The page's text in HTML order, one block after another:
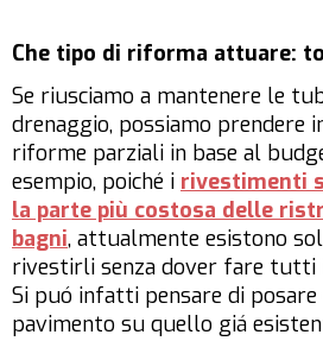
Che tipo di riforma attuare:
Se riusciamo a mantenere le
drenaggio, possiamo prendere
riforme parziali in base al
esempio, poiché i rivestimenti
la parte più costosa delle
bagni, attualmente esistono
rivestirli senza dover fare tutti
Si puó infatti pensare di
pavimento su quello giá